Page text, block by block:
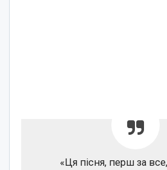
«Ця пісня, перш за